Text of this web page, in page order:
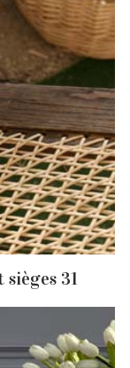
31